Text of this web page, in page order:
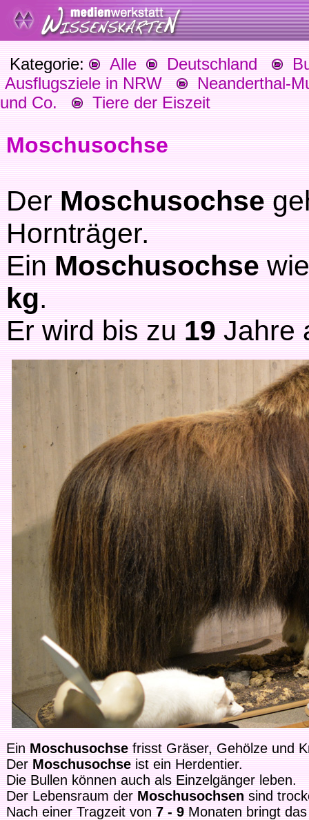
Kategorie: Alle Deutschland
Ausflugsziele in NRW
Neanderthal-
und Co.
Tiere der Eiszeit
Moschusochse
DerMoschusochse
Hornträger.
EinMoschusochse
kg.
Er wird bis zu19Jahre
EinMoschusochsefrisst Gräser, Gehölze und
DerMoschusochseist ein Herdentier.
Die Bullen können auch als Einzelgänger leben.
Der Lebensraum derMoschusochsensind
Nach einer Tragzeit von7 - 9Monaten bringt